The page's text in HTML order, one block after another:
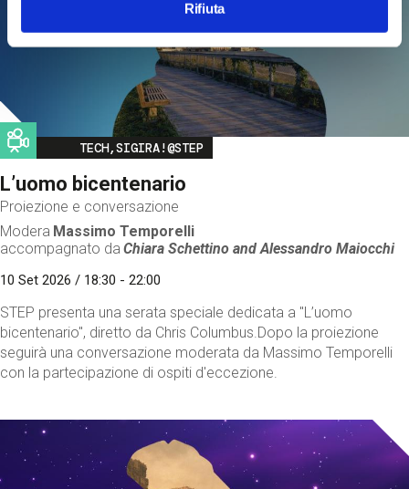
Rifiuta
Image
TECH,SIGIRA!@STEP
L’uomo bicentenario
Proiezione e conversazione
Modera Massimo Temporelli
accompagnato da Chiara Schettino andAlessandro Maiocchi
10 Set 2026 / 18:30 - 22:00
STEP presenta una serata speciale dedicata a "L’uomo
bicentenario", diretto da Chris Columbus.Dopo la proiezione
seguirà una conversazione moderata da Massimo Temporelli
con la partecipazione di ospiti d'eccezione.